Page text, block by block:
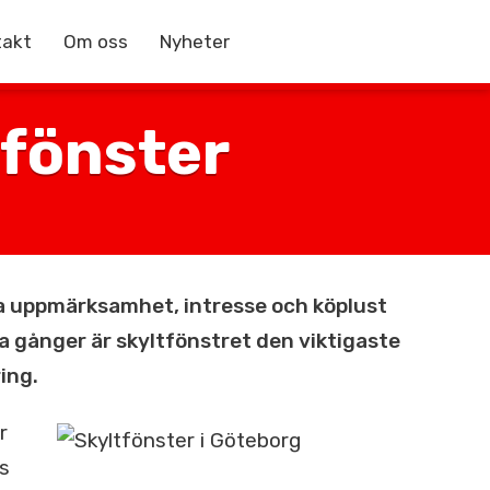
Om oss Nyheter
intresse och köplust
gånger är skyltfönstret den viktigaste